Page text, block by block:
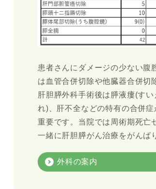
患者さんにダメージの少ない腹
は血管合併切除や他臓器合併切
肝胆膵外科手術後は膵液瘻(す
れ)、肝不全などの特有の合併
重要です。当院では周術期死亡
一緒に肝胆膵がん治療をがんば
外科の案内